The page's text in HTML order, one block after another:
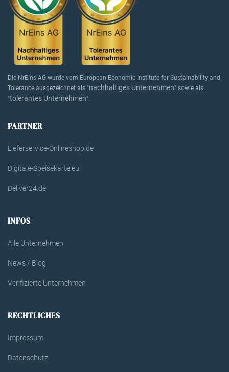
Die NrEins AG wurde vom European Economic Institute for Sustainability and
Tolerance ausgezeichnet als "nachhaltiges Unternehmen" sowie als
"tolerantes Unternehmen".
PARTNER
Lieferservice-Onlineshop.de
Digitale-Speisekarte.eu
Deliver24.de
INFOS
Alle Unternehmen
News / Blog
Verifizierte Unternehmen
RECHTLICHES
Impressum
Datenschutz